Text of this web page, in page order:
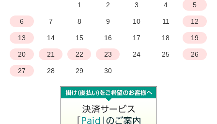
1 2 3 4 5
6 7 8 9 10 11 12
13 14 15 16 17 18 19
20 21 22 23 24 25 26
27 28 29 30